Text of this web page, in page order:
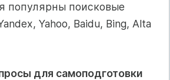
популярны поисковые
Yahoo, Baidu, Bing, Alta
для самоподготовки